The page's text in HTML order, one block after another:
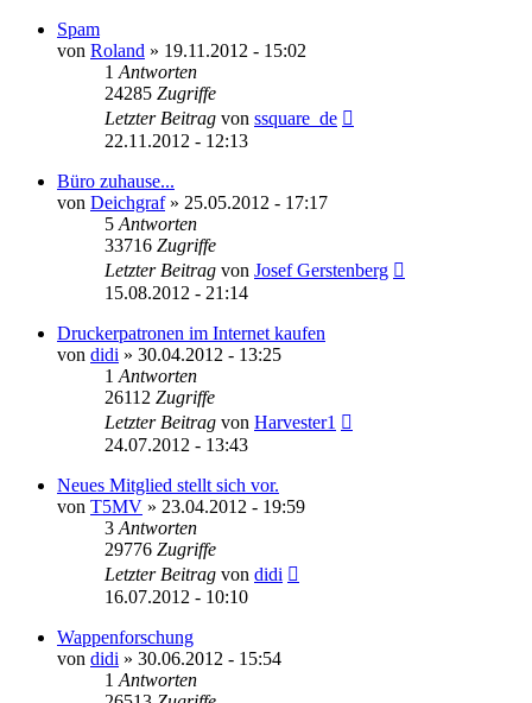
Spam
von Roland » 19.11.2012 - 15:02
1 Antworten
24285 Zugriffe
Letzter Beitrag von ssquare_de
22.11.2012 - 12:13
Büro zuhause...
von Deichgraf» 25.05.2012 - 17:17
5 Antworten
33716 Zugriffe
Letzter Beitrag von Josef Gerstenberg
15.08.2012 - 21:14
Druckerpatronen im Internet kaufen
von didi » 30.04.2012 - 13:25
1 Antworten
26112 Zugriffe
Letzter Beitrag von Harvester1
24.07.2012 - 13:43
Neues Mitglied stellt sich vor.
von T5MV » 23.04.2012 - 19:59
3 Antworten
29776 Zugriffe
Letzter Beitrag von didi
16.07.2012 - 10:10
Wappenforschung
von didi » 30.06.2012 - 15:54
1 Antworten